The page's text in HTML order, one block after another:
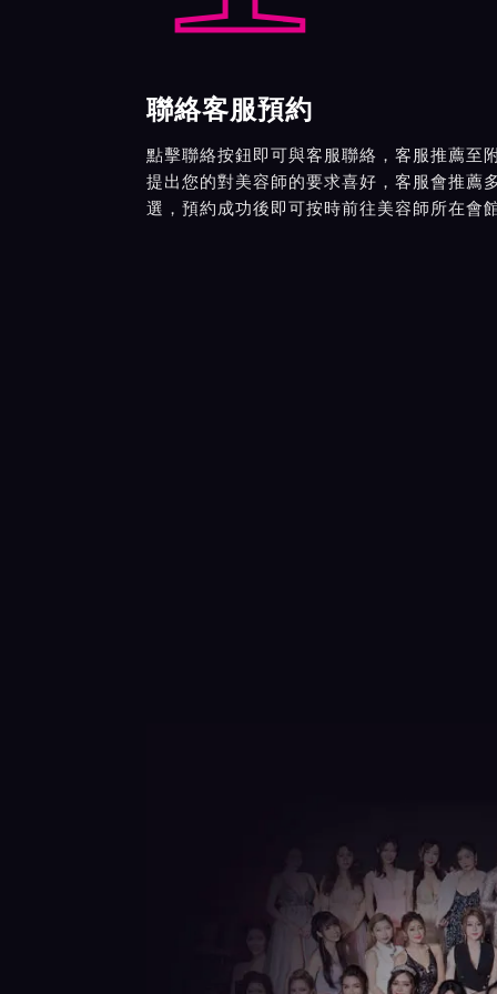
聯絡客服預約
點擊聯絡按鈕即可與客服聯絡，客服推薦至
提出您的對美容師的要求喜好，客服會推薦
選，預約成功後即可按時前往美容師所在會